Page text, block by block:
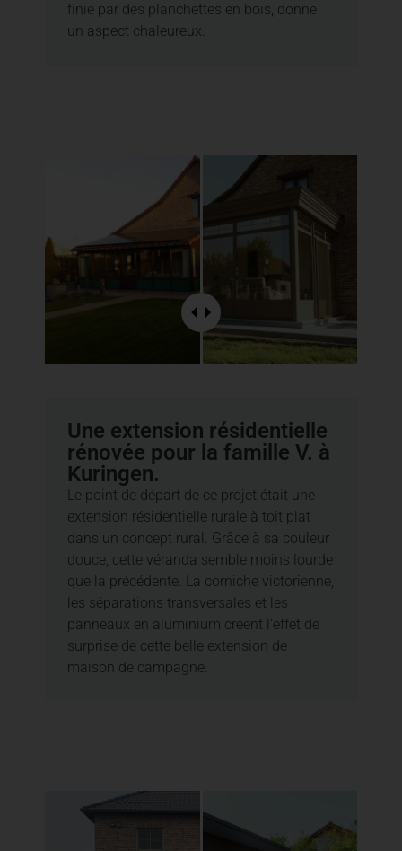
finie par des planchettes en bois, donne
un aspect chaleureux.
Une extension résidentielle
rénovée pour la famille V. à
Kuringen.
Le point de départ de ce projet était une
extension résidentielle rurale à toit plat
dans un concept rural. Grâce à sa couleur
douce, cette véranda semble moins lourde
que la précédente. La corniche victorienne,
les séparations transversales et les
panneaux en aluminium créent l’effet de
surprise de cette belle extension de
maison de campagne.